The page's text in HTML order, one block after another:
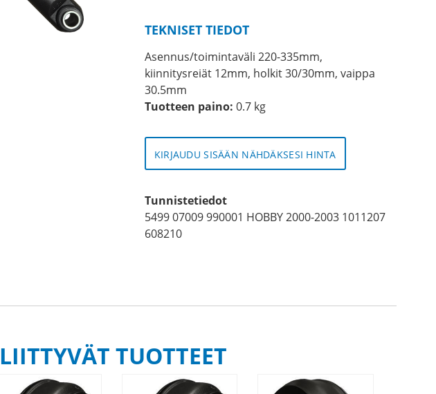
TEKNISET TIEDOT
Asennus/toimintaväli 220-335mm,
kiinnitysreiät 12mm, holkit 30/30mm, vaippa
30.5mm
Tuotteen paino: 0.7 kg
KIRJAUDU SISÄÄN NÄHDÄKSESI HINTA
Tunnistetiedot
5499 07009 990001 HOBBY 2000-2003 1011207
608210
LIITTYVÄT TUOTTEET